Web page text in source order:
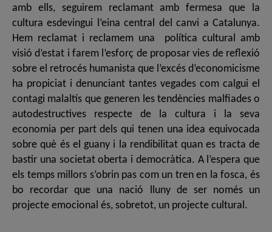
amb ells, seguirem reclamant amb fermesa que la
cultura esdevingui l’eina central del canvi a Catalunya.
Hem reclamat i reclamem una política cultural amb
visió d’estat i farem l’esforç de proposar vies de reflexió
sobre el retrocés humanista que l’excés d’economicisme
ha propiciat i denunciant tantes vegades com calgui el
contagi malaltís que generen les tendències malfiades o
autodestructives respecte de la cultura i la seva
economia per part dels qui tenen una idea equivocada
sobre què és el guany i la rendibilitat quan es tracta de
bastir una societat oberta i democràtica. A l’espera que
els temps millors s’obrin pas com un tren en la fosca, és
bo recordar que una nació lluny de ser només un
projecte emocional és, sobretot, un projecte cultural.